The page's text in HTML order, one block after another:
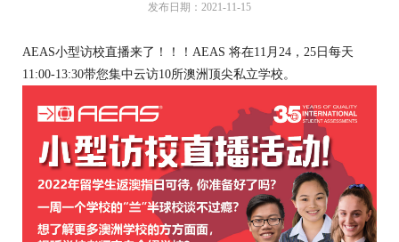
发布日期：2021-11-15
AEAS小型访校直播来了！！！AEAS 将在11月24，25日每天
11:00-13:30带您集中云访10所澳洲顶尖私立学校。